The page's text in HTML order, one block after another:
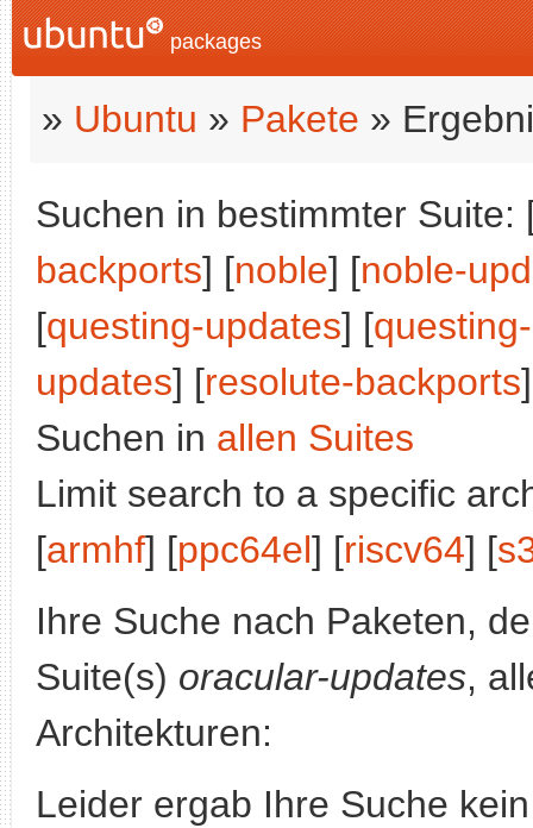
packages
» Ubuntu » Pakete »
Suchen in bestimmter Suite:
backports] [noble] [noble-
[questing-updates] [
updates] [resolute-backports
Suchen in allen Suites
Limit search to a specific
[armhf] [ppc64el] [riscv64] [
Ihre Suche nach Paketen,
Suite(s) oracular-updates,
Architekturen:
Leider ergab Ihre Suche